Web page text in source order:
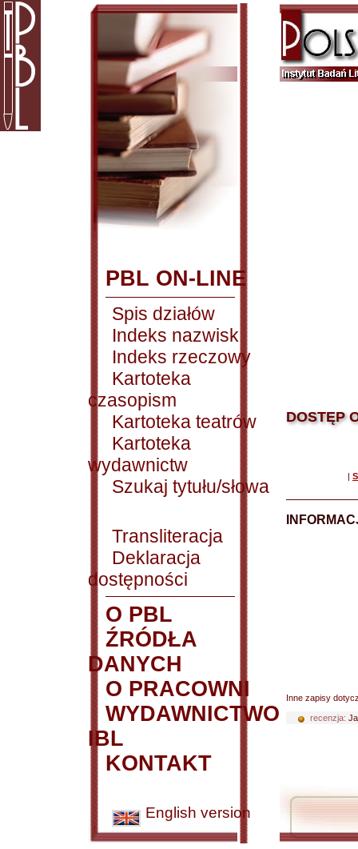
PBL ON-LINE
Spis działów
Indeks nazwisk
Indeks rzeczowy
Kartoteka
czasopism
Kartoteka teatrów
Kartoteka
wydawnictw
Szukaj tytułu/słowa
Transliteracja
Deklaracja
dostępności
O PBL
ŹRÓDŁA
DANYCH
O PRACOWNI
WYDAWNICTWO
IBL
KONTAKT
English version
DOSTĘP
|
Inne zapisy
recenzja: